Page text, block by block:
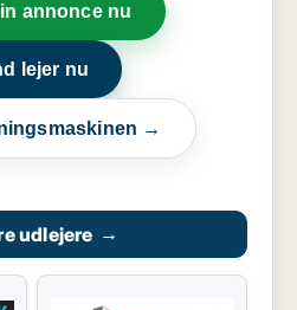
annonce nu
lejer nu
→
udlejere →